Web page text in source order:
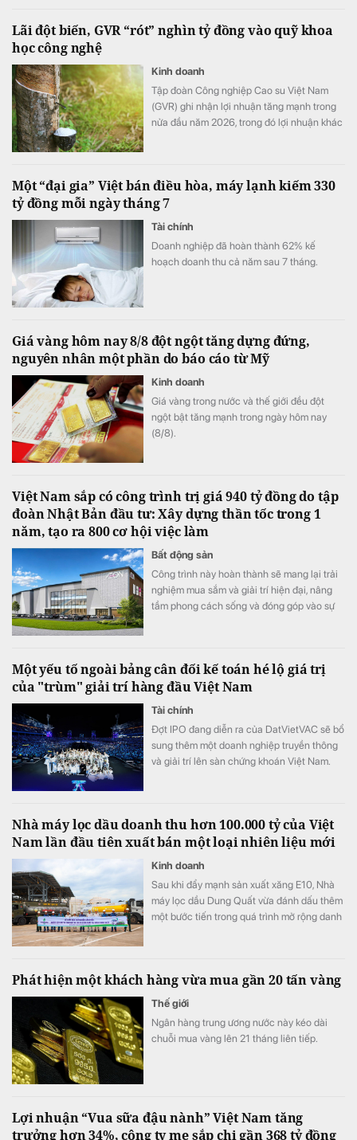
Lãi đột biến, GVR “rót” nghìn tỷ đồng vào quỹ khoa
học công nghệ
Kinh doanh
Tập đoàn Công nghiệp Cao su Việt Nam
(GVR) ghi nhận lợi nhuận tăng mạnh trong
nửa đầu năm 2026, trong đó lợi nhuận khác
khoa học và công nghệ của tập đoàn lên
hơn 1.710 tỷ đồng.
Một “đại gia” Việt bán điều hòa, máy lạnh kiếm 330
tỷ đồng mỗi ngày tháng 7
Tài chính
Doanh nghiệp đã hoàn thành 62% kế
hoạch doanh thu cả năm sau 7 tháng.
Giá vàng hôm nay 8/8 đột ngột tăng dựng đứng,
nguyên nhân một phần do báo cáo từ Mỹ
Kinh doanh
Giá vàng trong nước và thế giới đều đột
ngột bật tăng mạnh trong ngày hôm nay
(8/8).
Việt Nam sắp có công trình trị giá 940 tỷ đồng do tập
đoàn Nhật Bản đầu tư: Xây dựng thần tốc trong 1
năm, tạo ra 800 cơ hội việc làm
Bất động sản
Công trình này hoàn thành sẽ mang lại trải
nghiệm mua sắm và giải trí hiện đại, nâng
tầm phong cách sống và đóng góp vào sự
Một yếu tố ngoài bảng cân đối kế toán hé lộ giá trị
của "trùm" giải trí hàng đầu Việt Nam
Tài chính
Đợt IPO đang diễn ra của DatVietVAC sẽ bổ
sung thêm một doanh nghiệp truyền thông
và giải trí lên sàn chứng khoán Việt Nam.
định, mà từ các tài sản sở hữu trí tuệ (IP) -
nhóm tài sản gần như chưa được phản ánh
Nhà máy lọc dầu doanh thu hơn 100.000 tỷ của Việt
Nam lần đầu tiên xuất bán một loại nhiên liệu mới
Kinh doanh
Sau khi đẩy mạnh sản xuất xăng E10, Nhà
máy lọc dầu Dung Quất vừa đánh dấu thêm
một bước tiến trong quá trình mở rộng danh
Phát hiện một khách hàng vừa mua gần 20 tấn vàng
Thế giới
Ngân hàng trung ương nước này kéo dài
chuỗi mua vàng lên 21 tháng liên tiếp.
Lợi nhuận “Vua sữa đậu nành” Việt Nam tăng
trưởng hơn 34%, công ty mẹ sắp chi gần 368 tỷ đồng